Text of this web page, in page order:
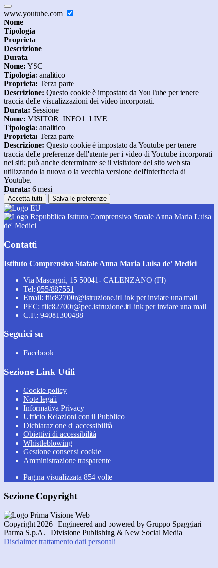
www.youtube.com
Nome
Tipologia
Proprieta
Descrizione
Durata
Nome: YSC
Tipologia: analitico
Proprieta: Terza parte
Descrizione: Questo cookie è impostato da YouTube per tenere
traccia delle visualizzazioni dei video incorporati.
Durata: Sessione
Nome: VISITOR_INFO1_LIVE
Tipologia: analitico
Proprieta: Terza parte
Descrizione: Questo cookie è impostato da Youtube per tenere
traccia delle preferenze dell'utente per i video di Youtube incorporati
nei siti; può anche determinare se il visitatore del sito web sta
utilizzando la nuova o la vecchia versione dell'interfaccia di
Youtube.
Durata: 6 mesi
Accetta tutti Salva le preferenze
Istituto Comprensivo Statale Anna Maria Luisa
de' Medici
Contatti
Istituto Comprensivo Statale Anna Maria Luisa de' Medici
Via Mascagni, 15 50041- CALENZANO (FI)
Tel: 055/887551
Email: fiic82700r@istruzione.itLink per inviare una mail
PEC: fiic82700r@pec.istruzione.itLink per inviare una mail
C.F.: 94081300488
Seguici su
Facebook
Sezione Link Utili
Cookie policy
Note legali
Informativa Privacy
Ufficio Relazioni con il Pubblico
Dichiarazione di accessibilità
Obiettivi di accessibilità
Whistleblowing
Gestione consensi cookie
Amministrazione trasparente
Pagina visualizzata 854 volte
Sezione Copyright
Copyright 2026 | Engineered and powered by Gruppo Spaggiari
Parma S.p.A. | Divisione Publishing & New Social Media
Disclaimer trattamento dati personali